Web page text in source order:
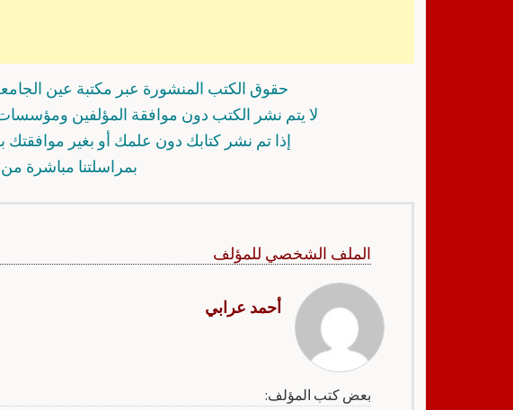
حقوق الكتب المنشورة عبر مكتبة عين
لا يتم نشر الكتب دون موافقة المؤلفين
إذا تم نشر كتابك دون علمك أو بغير موافقتك
بمراسلتنا مباشرة من
الملف الشخصي للمؤلف
أحمد عرابي
بعض كتب المؤلف: